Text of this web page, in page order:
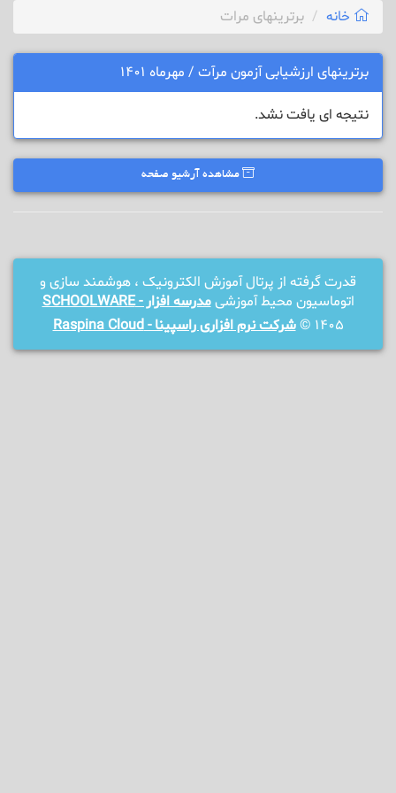
خانه برترینهای مرات
برترینهای ارزشیابی آزمون مرآت / مهرماه 1401
نتیجه ای یافت نشد.
مشاهده آرشیو صفحه
قدرت گرفته از پرتال آموزش الکترونیک ، هوشمند سازی و
اتوماسیون محیط آموزشیمدرسه افزار - SCHOOLWARE
1405 ©
شرکت نرم افزاری راسپینا - Raspina Cloud